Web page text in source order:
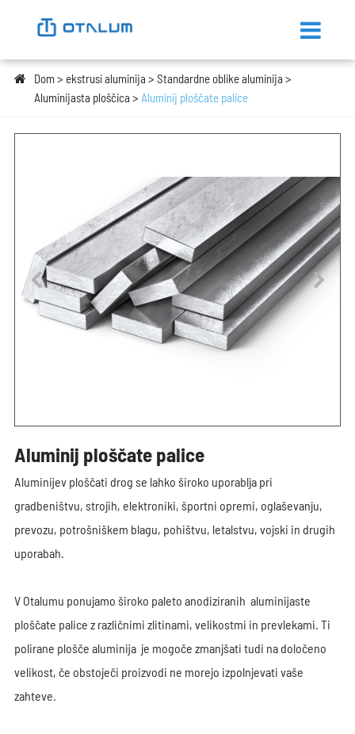
Dom ekstrusi aluminija
Standardne oblike aluminija
Aluminijasta ploščica
Aluminij ploščate palice
Aluminij ploščate palice
Aluminijev ploščati drog se lahko široko uporablja pri
gradbeništvu, strojih, elektroniki, športni opremi, oglaševanju,
prevozu, potrošniškem blagu, pohištvu, letalstvu, vojski in drugih
uporabah.
V Otalumu ponujamo široko paleto anodiziranih aluminijaste
ploščate palice z različnimi zlitinami, velikostmi in prevlekami. Ti
polirane plošče aluminija je mogoče zmanjšati tudi na določeno
velikost, če obstoječi proizvodi ne morejo izpolnjevati vaše
zahteve.